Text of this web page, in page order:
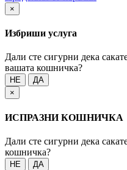
×
Избриши услуга
Дали сте сигурни дека
вашата кошничка?
НЕ
ДА
×
ИСПРАЗНИ КОШНИЧКА
Дали сте сигурни дека
кошничка?
НЕ ДА